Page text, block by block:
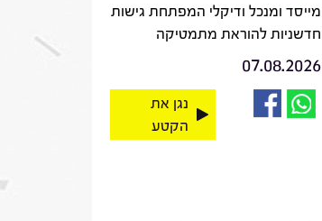
מייסד ומנכל ודיקלי המפתחת גישות
חדשניות להוראת מתמטיקה
07.08.2026
נגן את
הקטע